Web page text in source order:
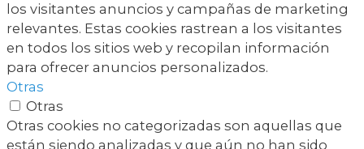
los visitantes anuncios y campañas de marketing
relevantes. Estas cookies rastrean a los visitantes
en todos los sitios web y recopilan información
para ofrecer anuncios personalizados.
Otras
Otras
Otras cookies no categorizadas son aquellas que
están siendo analizadas y que aún no han sido